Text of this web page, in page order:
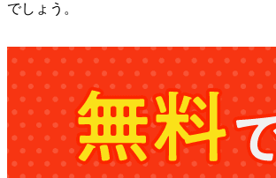
でしょう。